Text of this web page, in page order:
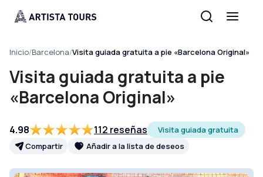
Inicio/Barcelona/Visita guiada gratuita a pie «Barcelona Original»
Visita guiada gratuita a pie
«Barcelona Original»
4.98 112 reseñas
Visita guiada gratuita
Compartir
Añadir a la lista de deseos